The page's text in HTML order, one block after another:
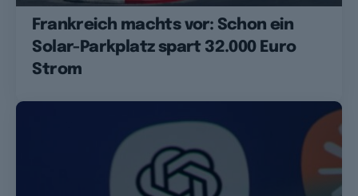
Frankreich machts vor: Schon ein
Solar-Parkplatz spart 32.000 Euro
Strom